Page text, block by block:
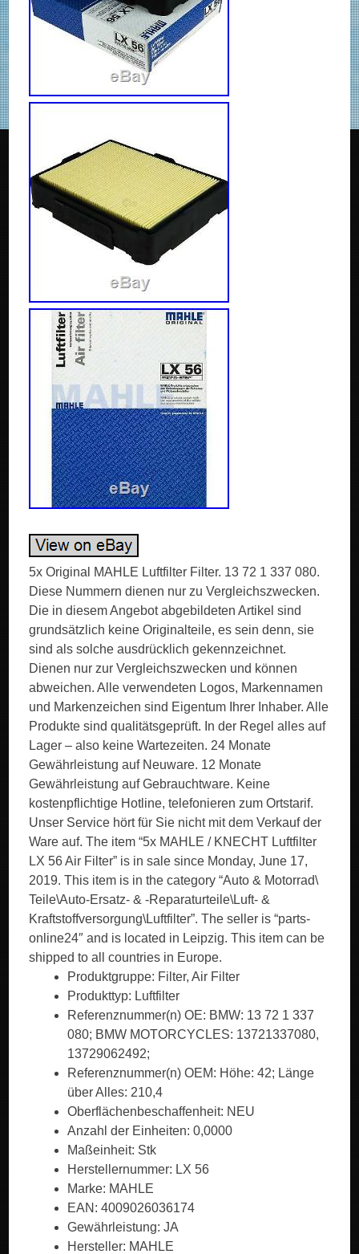
5x Original MAHLE Luftfilter Filter. 13 72 1 337 080.
Diese Nummern dienen nur zu Vergleichszwecken.
Die in diesem Angebot abgebildeten Artikel sind
grundsätzlich keine Originalteile, es sein denn, sie
sind als solche ausdrücklich gekennzeichnet.
Dienen nur zur Vergleichszwecken und können
abweichen. Alle verwendeten Logos, Markennamen
und Markenzeichen sind Eigentum Ihrer Inhaber. Alle
Produkte sind qualitätsgeprüft. In der Regel alles auf
Lager – also keine Wartezeiten. 24 Monate
Gewährleistung auf Neuware. 12 Monate
Gewährleistung auf Gebrauchtware. Keine
kostenpflichtige Hotline, telefonieren zum Ortstarif.
Unser Service hört für Sie nicht mit dem Verkauf der
Ware auf. The item “5x MAHLE / KNECHT Luftfilter
LX 56 Air Filter” is in sale since Monday, June 17,
2019. This item is in the category “Auto & Motorrad\
Teile\Auto-Ersatz- & -Reparaturteile\Luft- &
Kraftstoffversorgung\Luftfilter”. The seller is “parts-
online24″ and is located in Leipzig. This item can be
shipped to all countries in Europe.
Produktgruppe: Filter, Air Filter
Produkttyp: Luftfilter
Referenznummer(n) OE: BMW: 13 72 1 337
080; BMW MOTORCYCLES: 13721337080,
13729062492;
Referenznummer(n) OEM: Höhe: 42; Länge
über Alles: 210,4
Oberflächenbeschaffenheit: NEU
Anzahl der Einheiten: 0,0000
Maßeinheit: Stk
Herstellernummer: LX 56
Marke: MAHLE
EAN: 4009026036174
Gewährleistung: JA
Hersteller: MAHLE